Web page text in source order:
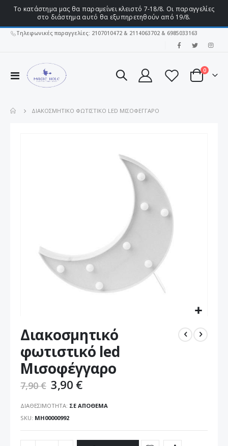
Το κατάστημα μας θα παραμείνει κλειστό 7-18/8. Οι παραγγελίες
στο διάστημα αυτό θα εξυπηρετηθούν από 19/8.
Τηλεφωνικές παραγγελίες: 2107010472 & 2114063702 & 6985033163
Εναλλαγή
Πλοήγησης
Cart
0
ΔΙΑΚΟΣΜΗΤΙΚΌ ΦΩΤΙΣΤΙΚΌ LED ΜΙΣΟΦΈΓΓΑΡΟ
στην
αρχή
της
συλλογής
εικόνων
Διακοσμητικό
φωτιστικό led
Μισοφέγγαρο
7,90 € 3,90 €
ΔΙΑΘΕΣΙΜΌΤΗΤΑ: ΣΕ ΑΠΌΘΕΜΑ
SKU ΜΗ00000992